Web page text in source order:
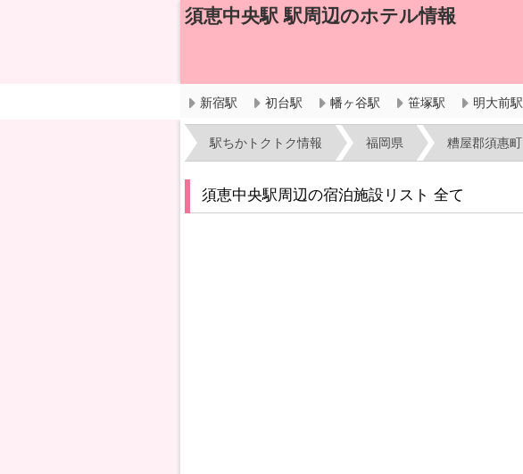
須恵中央駅 駅周辺のホテル情報
新宿駅 初台駅 幡ヶ谷駅 笹塚駅 明大前駅
駅ちかトクトク情報 福岡県 糟屋郡須惠町
須恵中央駅周辺の宿泊施設リスト 全て